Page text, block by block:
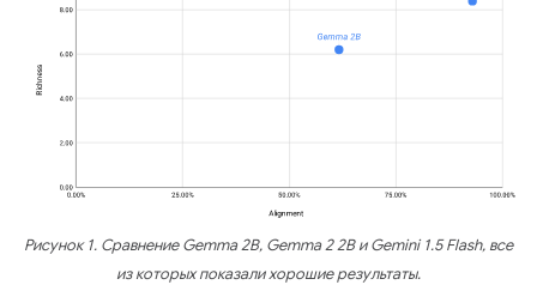
Рисунок 1. Сравнение Gemma 2B, Gemma 2 2B и Gemini 1.5 Flash, все
из которых показали хорошие результаты.